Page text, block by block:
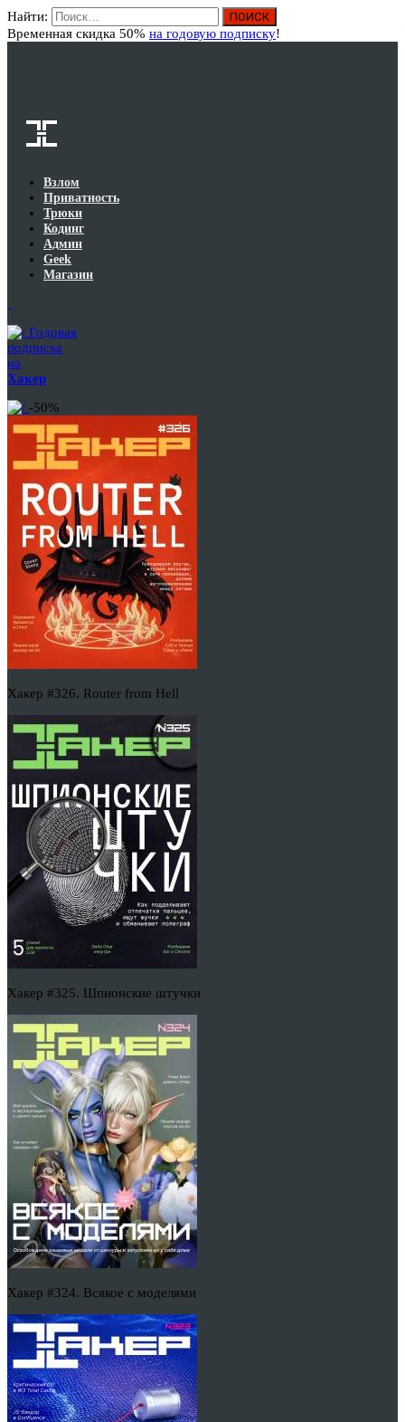
Найти:
Временная скидка 50% на годовую подписку!
Взлом
Приватность
Трюки
Кодинг
Админ
Geek
Магазин
Годовая
подписка
на
Хакер
-50%
Хакер #326. Router from Hell
Хакер #325. Шпионские штучки
Хакер #324. Всякое с моделями